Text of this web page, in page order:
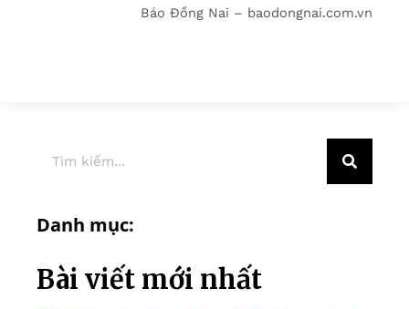
Báo Đồng Nai – baodongnai.com.vn
Danh mục:
Bài viết mới nhất